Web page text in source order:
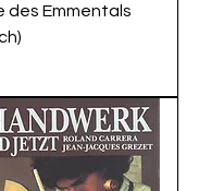
des Emmentals